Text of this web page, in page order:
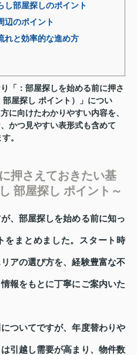
し部屋探しのポイント
辺のポイント
れと効率的な進め方
「：部屋探しを始める前に押さ
屋探し ポイント）」につい
に向けたわかりやすい内容を、
かつ見やすい表形式も含めて
。
押さえておきたい基
部屋探し ポイント～
、部屋探しを始める前に知っ
をまとめました。スタート時
アの選び方を、経験豊富な不
報をもとに丁寧にご案内いた
ついてですが、年度替わりや
引越し需要が高まり、物件数